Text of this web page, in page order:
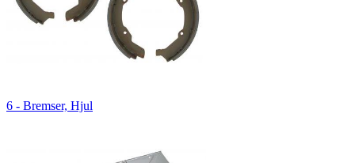
6 - Bremser, Hjul